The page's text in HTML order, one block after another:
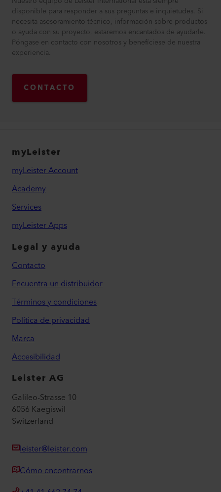
disponible para responder a sus preguntas e inquietudes. Si
necesita asesoramiento técnico, información sobre productos
o ayuda con su proyecto, estaremos encantados de ayudarle.
Póngase en contacto con nosotros y benefíciese de nuestra
experiencia.
CONTACTO
myLeister
myLeister Account
Academy
Services
myLeister Apps
Legal y ayuda
Contacto
Encuentra un distribuidor
Términos y condiciones
Política de privacidad
Marca
Accesibilidad
Leister AG
Galileo-Strasse 10
6056 Kaegiswil
Switzerland
leister@leister.com
Cómo encontrarnos